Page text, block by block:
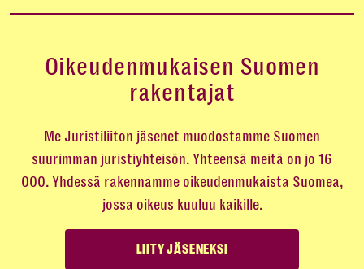
Oikeudenmukaisen Suomen
rakentajat
Me Juristiliiton jäsenet muodostamme Suomen
suurimman juristiyhteisön. Yhteensä meitä on jo 16
000. Yhdessä rakennamme oikeudenmukaista Suomea,
jossa oikeus kuuluu kaikille.
LIITY JÄSENEKSI